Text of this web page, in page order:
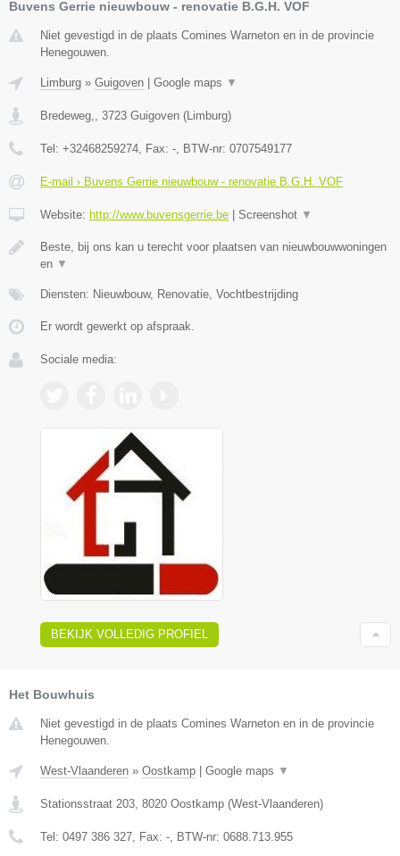
Buvens Gerrie nieuwbouw - renovatie B.G.H. VOF
Niet gevestigd in de plaats Comines Warneton en in de provincie
Henegouwen.
Limburg » Guigoven Google maps ▼
Bredeweg,, 3723 Guigoven (Limburg)
Tel: +32468259274, Fax: -, BTW-nr: 0707549177
E-mail › Buvens Gerrie nieuwbouw - renovatie B.G.H. VOF
Website: http://www.buvensgerrie.be Screenshot ▼
Beste, bij ons kan u terecht voor plaatsen van nieuwbouwwoningen
en ▼
Diensten: Nieuwbouw, Renovatie, Vochtbestrijding
Er wordt gewerkt op afspraak.
Sociale media:
BEKIJK VOLLEDIG PROFIEL
Het Bouwhuis
Niet gevestigd in de plaats Comines Warneton en in de provincie
Henegouwen.
West-Vlaanderen » Oostkamp | Google maps ▼
Stationsstraat 203 8020 Oostkamp (West-Vlaanderen)
Tel: 0497 386 327 , Fax: - , BTW-nr: 0688.713.955